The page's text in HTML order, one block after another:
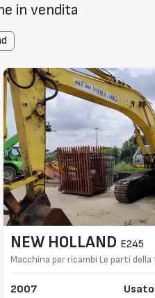
in vendita
NEW HOLLAND E245
Macchina per ricambi Le parti
2007
Usato